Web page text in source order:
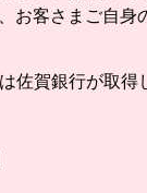
客さまご自身
賀銀行が取得